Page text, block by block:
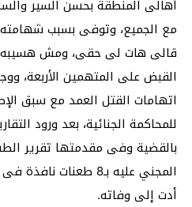
أهالى المنطقة بحسن السير
مع الجميع، وتوفى بسبب شهامته
قالى هات لى حقى، ومش
القبض على المتهمين الأربعة،
اتهامات القتل العمد مع سبق
للمحاكمة الجنائية، بعد ورود
بالقضية وفى مقدمتها تقرير
المجني عليه بـ8
أدت إلى وفاته.